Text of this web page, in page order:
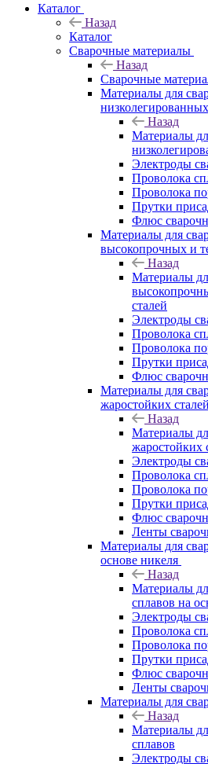
Каталог
Назад
Каталог
Сварочные материалы
Назад
Сварочные
Материалы для
Назад
Материалы
Электроды
Проволока
Проволока
Прутки
Флюс
Материалы для
высокопрочных и
Назад
Материалы
сталей
Электроды
Проволока
Проволока
Прутки
Флюс
Материалы для
жаростойких сталей
Назад
Материалы
жаростойких
Электроды
Проволока
Проволока
Прутки
Флюс
Ленты
Материалы для
основе никеля
Назад
Материалы
сплавов на
Электроды
Проволока
Проволока
Прутки
Флюс
Ленты
Материалы для
Назад
Материалы
сплавов
Электроды